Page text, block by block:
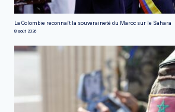
La Colombie reconnaît la souveraineté du Maroc sur le Sahara
8 août 2026